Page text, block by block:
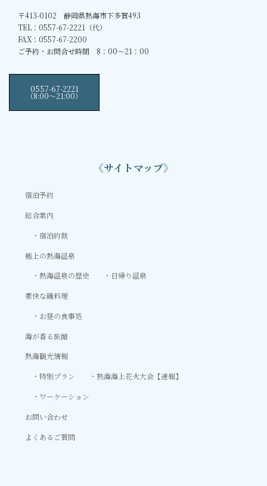
〒413-0102 静岡県熱海市下多賀493
TEL：0557-67-2221（代）
FAX：0557-67-2200
ご予約・お問合せ時間 8：00～21：00
0557-67-2221
（8:00〜21:00）
《サイトマップ》
宿泊予約
総合案内
宿泊約款
極上の熱海温泉
熱海温泉の歴史
日帰り温泉
豪快な磯料理
お昼の食事処
海が香る旅館
熱海観光情報
特別プラン
熱海海上花火大会【速報】
ワーケーション
お問い合わせ
よくあるご質問